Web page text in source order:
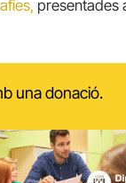
presentades
una donació.